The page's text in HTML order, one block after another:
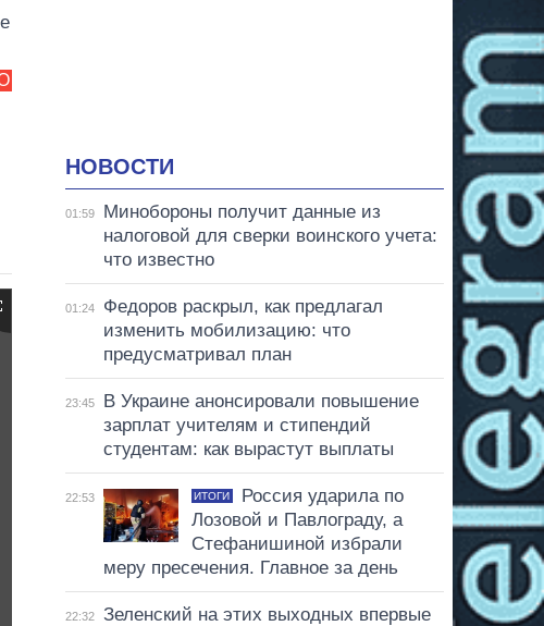
НОВОСТИ
01:59
Минобороны получит данные из
налоговой для сверки воинского учета:
что известно
01:24
Федоров раскрыл, как предлагал
изменить мобилизацию: что
предусматривал план
23:45
В Украине анонсировали повышение
зарплат учителям и стипендий
студентам: как вырастут выплаты
22:53 ИТОГИ
Россия ударила по
Лозовой и Павлограду, а
Стефанишиной избрали
меру пресечения. Главное за день
22:32
Зеленский на этих выходных впервые